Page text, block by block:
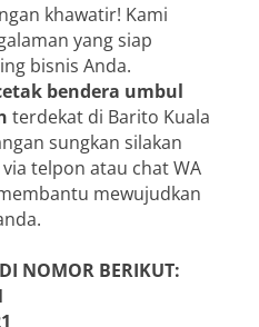
khawatir! Kami
yang siap
bisnis Anda.
bendera umbul
terdekat di Barito Kuala
sungkan silakan
telpon atau chat WA
mewujudkan
NOMOR BERIKUT: